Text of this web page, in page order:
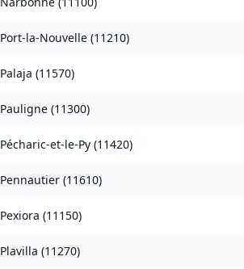
Port-la-Nouvelle (11210)
Palaja (11570)
Pauligne (11300)
Pécharic-et-le-Py (11420)
Pennautier (11610)
Pexiora (11150)
Plavilla (11270)